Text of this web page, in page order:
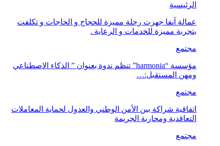
الرئيسية
عمالة آنفا جهزت رحلة مميزة للحجاج و الحاجات و تكلفت
بتجربة مميزة للخدمات و الرعاية .
مجتمع
مؤسسة “harmonia” تنظم ندوة بعنوان ” الذكاء الاصطناعي
ومهن المستقبل:…
مجتمع
اتفاقية شراكة بين الأمن الوطني والعدول لحماية المعاملات
التعاقدية ومحاربة الجريمة
مجتمع